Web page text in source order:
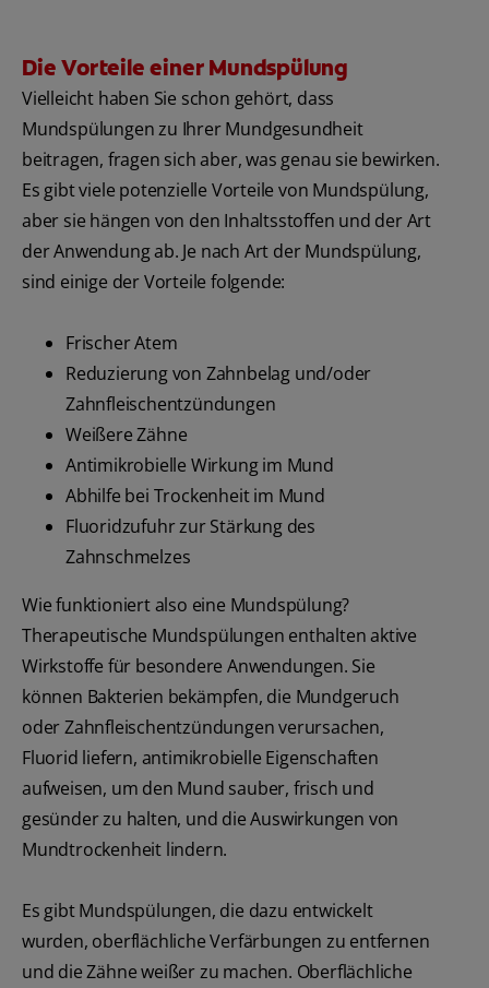
Die Vorteile einer Mundspülung
Vielleicht haben Sie schon gehört, dass
Mundspülungen zu Ihrer Mundgesundheit
beitragen, fragen sich aber, was genau sie bewirken.
Es gibt viele potenzielle Vorteile von Mundspülung,
aber sie hängen von den Inhaltsstoffen und der Art
der Anwendung ab. Je nach Art der Mundspülung,
sind einige der Vorteile folgende:
Frischer Atem
Reduzierung von Zahnbelag und/oder
Zahnfleischentzündungen
Weißere Zähne
Antimikrobielle Wirkung im Mund
Abhilfe bei Trockenheit im Mund
Fluoridzufuhr zur Stärkung des
Zahnschmelzes
Wie funktioniert also eine Mundspülung?
Therapeutische Mundspülungen enthalten aktive
Wirkstoffe für besondere Anwendungen. Sie
können Bakterien bekämpfen, die Mundgeruch
oder Zahnfleischentzündungen verursachen,
Fluorid liefern, antimikrobielle Eigenschaften
aufweisen, um den Mund sauber, frisch und
gesünder zu halten, und die Auswirkungen von
Mundtrockenheit lindern.
Es gibt Mundspülungen, die dazu entwickelt
wurden, oberflächliche Verfärbungen zu entfernen
und die Zähne weißer zu machen. Oberflächliche